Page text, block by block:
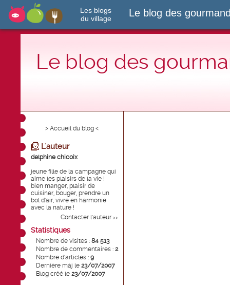
Les blogs
du village
Le blog des
Le blog des
> Accueil du blog <
L'auteur
delphine chicoix
jeune fille de la campagne qui
aime les plaisirs de la vie !
bien manger, plaisir de
cuisiner, bouger, prendre un
bol d'air, vivre en harmonie
avec la nature !
Contacter l'auteur >>
Statistiques
Nombre de visites : 84 513
Nombre de commentaires : 2
Nombre d'articles : 9
Dernière màj le 23/07/2007
Blog créé le 23/07/2007